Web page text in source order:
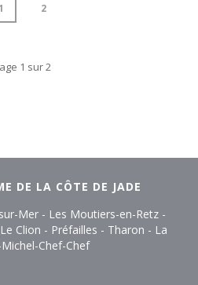
1 2
1 sur2
DE LA CÔTE DE JADE
Mer - Les Moutiers-en-Retz -
Clion - Préfailles - Tharon - La
Chef-Chef